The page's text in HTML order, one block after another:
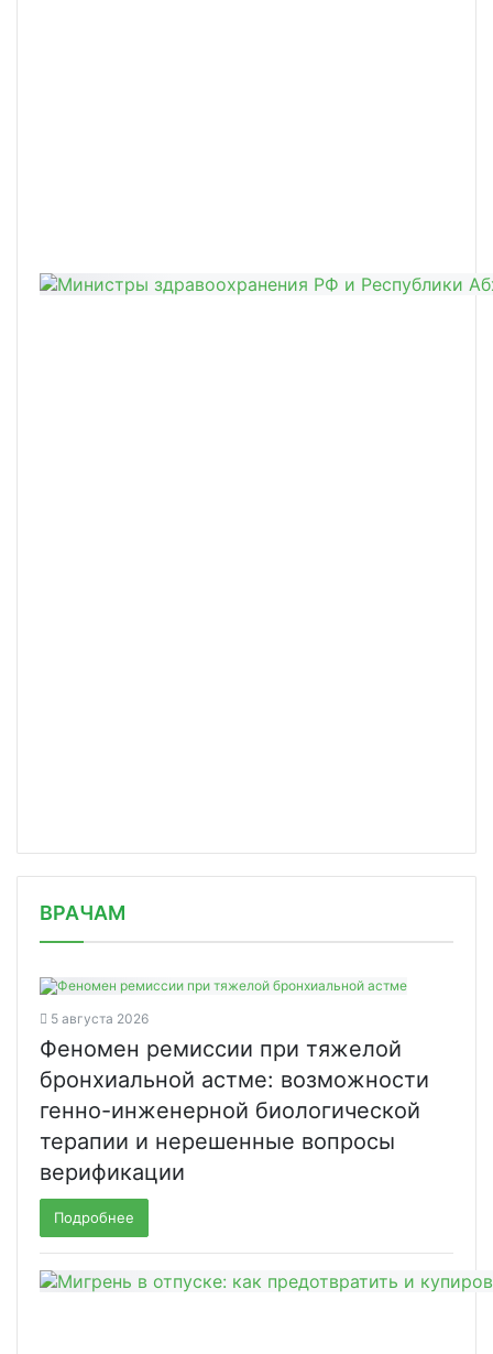
ВРАЧАМ
5 августа 2026
Феномен ремиссии при тяжелой
бронхиальной астме: возможности
генно-инженерной биологической
терапии и нерешенные вопросы
верификации
Подробнее